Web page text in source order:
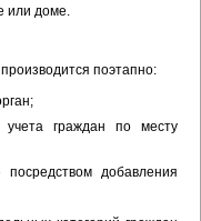
или доме.
поэтапно:
граждан по месту
добавления